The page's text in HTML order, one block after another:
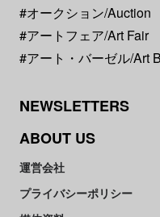
#オークション/Auction
#アートフェア/Art Fair
#アート・バーゼル/Art
NEWSLETTERS
ABOUT US
運営会社
プライバシーポリシー